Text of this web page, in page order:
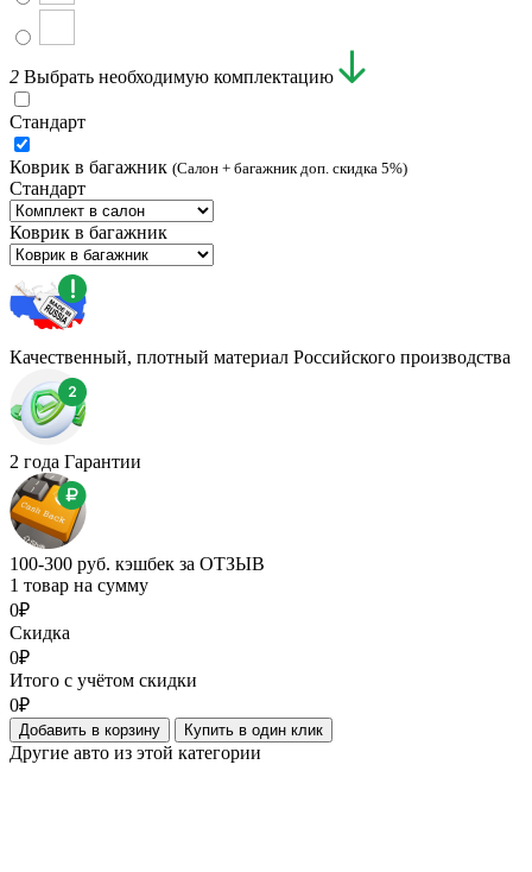
2 Выбрать необходимую комплектацию
Стандарт
Коврик в багажник (Салон + багажник доп. скидка 5%)
Стандарт
Коврик в багажник
Качественный, плотный материал Российского производства
2 года Гарантии
100-300 руб. кэшбек за ОТЗЫВ
1 товар на сумму
0₽
Скидка
0₽
Итого с учётом скидки
0₽
Добавить в корзину Купить в один клик
Другие авто из этой категории